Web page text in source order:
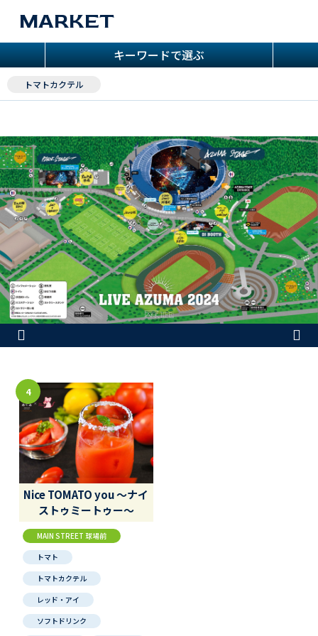
MARKET
キーワードで選ぶ
トマトカクテル
4
Nice TOMATO you ～ナイ
ストゥミートゥー～
MAIN STREET 球場前
トマト
トマトカクテル
レッド・アイ
ソフトドリンク